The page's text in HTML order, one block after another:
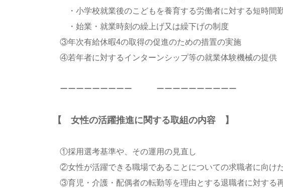
・小学校就業後のこどもを養育する労働者に対する短時間
・始業・就業時刻の繰上げ又は繰下げの制度
③年次有給休暇4の取得の促進のための措置の実施
④若年者に対するインターンシップ等の就業体験機械の提供
ーーーーーーーーー ーーーーーーーーーー
【 女性の活躍推進に関する取組の内容 】
①採用選考基準や、その運用の見直し
②女性が活躍できる職場であることについての求職者に向け
③育児・介護・配偶者の転勤等を理由とする退職者に対する